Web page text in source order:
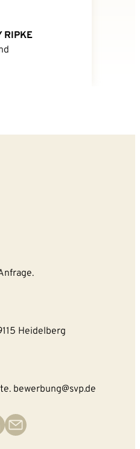
RIPKE
Heidelberg
bewerbung@svp.de